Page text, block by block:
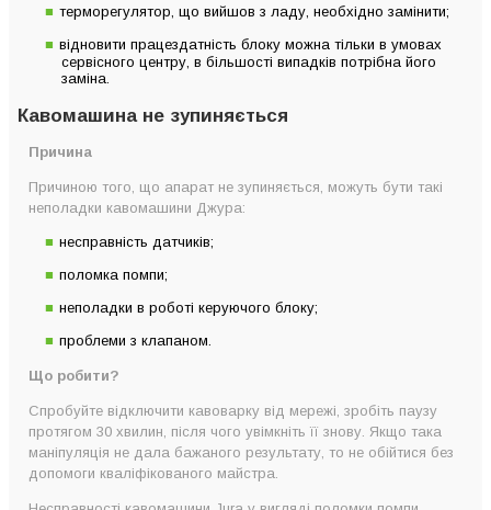
терморегулятор, що вийшов з ладу, необхідно замінити;
відновити працездатність блоку можна тільки в умовах
сервісного центру, в більшості випадків потрібна його
заміна.
Кавомашина не зупиняється
Причина
Причиною того, що апарат не зупиняється, можуть бути такі
неполадки кавомашини Джура:
несправність датчиків;
поломка помпи;
неполадки в роботі керуючого блоку;
проблеми з клапаном.
Що робити?
Спробуйте відключити кавоварку від мережі, зробіть паузу
протягом 30 хвилин, після чого увімкніть її знову. Якщо така
маніпуляція не дала бажаного результату, то не обійтися без
допомоги кваліфікованого майстра.